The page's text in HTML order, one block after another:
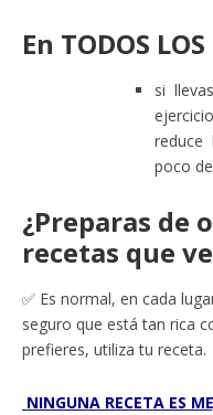
En TODOS LOS
si
reduce
poco
¿Preparas de
recetas que
✅ Es normal, en cada
seguro que está tan rica
prefieres, utiliza tu receta.
NINGUNA RECETA ES